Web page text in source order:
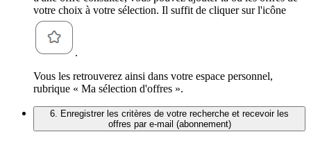
votre choix à votre sélection. Il suffit de cliquer sur l'icône
.
Vous les retrouverez ainsi dans votre espace personnel,
rubrique « Ma sélection d'offres ».
6. Enregistrer les critères de votre recherche et recevoir les
offres par e-mail (abonnement)